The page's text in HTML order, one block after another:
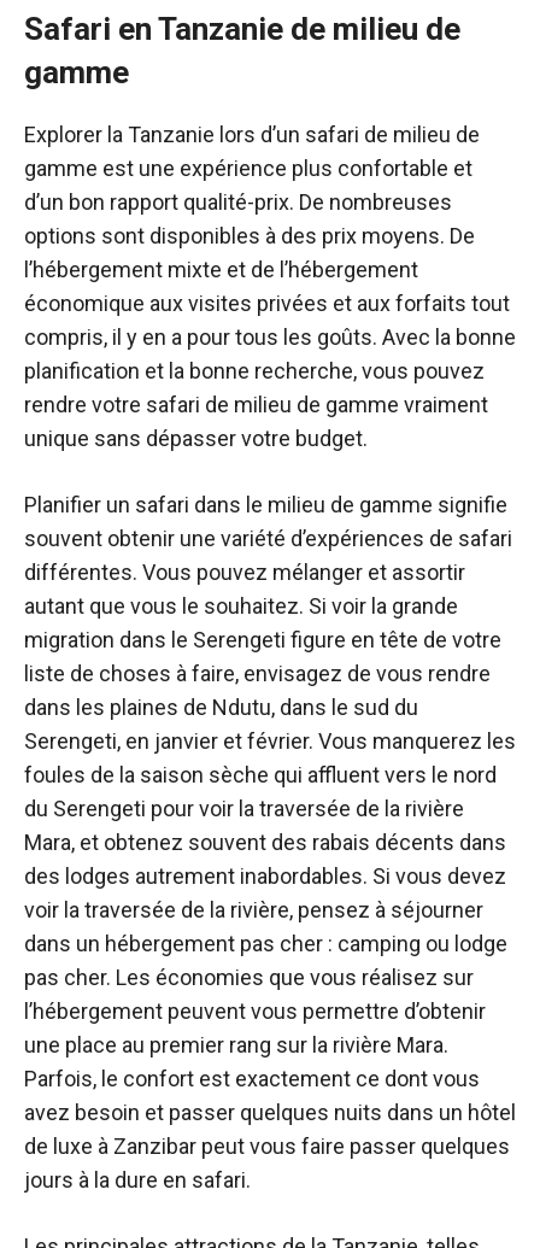
Safari en Tanzanie de milieu de
gamme
Explorer la Tanzanie lors d’un safari de milieu de
gamme est une expérience plus confortable et
d’un bon rapport qualité-prix. De nombreuses
options sont disponibles à des prix moyens. De
l’hébergement mixte et de l’hébergement
économique aux visites privées et aux forfaits tout
compris, il y en a pour tous les goûts. Avec la bonne
planification et la bonne recherche, vous pouvez
rendre votre safari de milieu de gamme vraiment
unique sans dépasser votre budget.
Planifier un safari dans le milieu de gamme signifie
souvent obtenir une variété d’expériences de safari
différentes. Vous pouvez mélanger et assortir
autant que vous le souhaitez. Si voir la grande
migration dans le Serengeti figure en tête de votre
liste de choses à faire, envisagez de vous rendre
dans les plaines de Ndutu, dans le sud du
Serengeti, en janvier et février. Vous manquerez les
foules de la saison sèche qui affluent vers le nord
du Serengeti pour voir la traversée de la rivière
Mara, et obtenez souvent des rabais décents dans
des lodges autrement inabordables. Si vous devez
voir la traversée de la rivière, pensez à séjourner
dans un hébergement pas cher : camping ou lodge
pas cher. Les économies que vous réalisez sur
l’hébergement peuvent vous permettre d’obtenir
une place au premier rang sur la rivière Mara.
Parfois, le confort est exactement ce dont vous
avez besoin et passer quelques nuits dans un hôtel
de luxe à Zanzibar peut vous faire passer quelques
jours à la dure en safari.